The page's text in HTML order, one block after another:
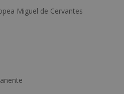
Miguel de Cervantes